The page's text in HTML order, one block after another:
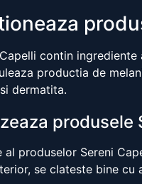
contin
productia de
dermatita.
produsele
produselor Sereni
se clateste bine